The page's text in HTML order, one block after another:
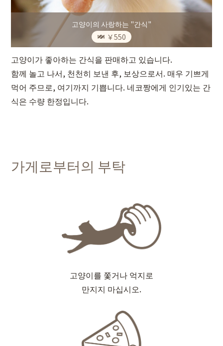
고양이의 사랑하는 "간식"
￥550
고양이가 좋아하는 간식을 판매하고 있습니다.
함께 놀고 나서, 천천히 보낸 후, 보상으로서. 매우 기쁘게
먹어 주므로, 여기까지 기쁩니다. 네코짱에게 인기있는 간
식은 수량 한정입니다.
가게로부터의 부탁
고양이를 쫓거나 억지로
만지지 마십시오.